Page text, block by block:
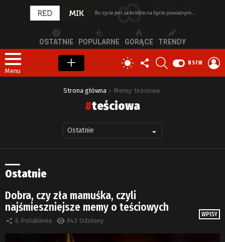
OSTATNIE POPULARNE GORĄCE TRENDY
Menu
PRZEŁĄCZ
SKÓRKĘ
OBSERWUJ
NAS
NSFW
Strona główna Memy: teściowa
teściowa
Ostatnie
WPISY
Dobra, czy zła mamuśka, czyli
najśmieszniejsze memy o teściowych
6 Polubienia 943 Odsłony